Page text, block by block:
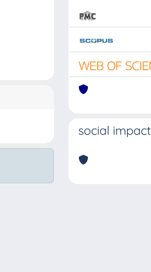
social impact